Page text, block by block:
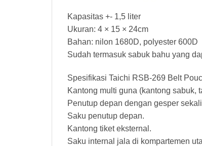
Kapasitas +- 1,5 liter
Ukuran: 4 × 15 × 24cm
Bahan: nilon 1680D, polyester 600D
Sudah termasuk sabuk bahu yang
Spesifikasi Taichi RSB-269 Belt
Kantong multi guna (kantong sabuk,
Penutup depan dengan gesper
Saku penutup depan.
Kantong tiket eksternal.
Saku internal jala di kompartemen